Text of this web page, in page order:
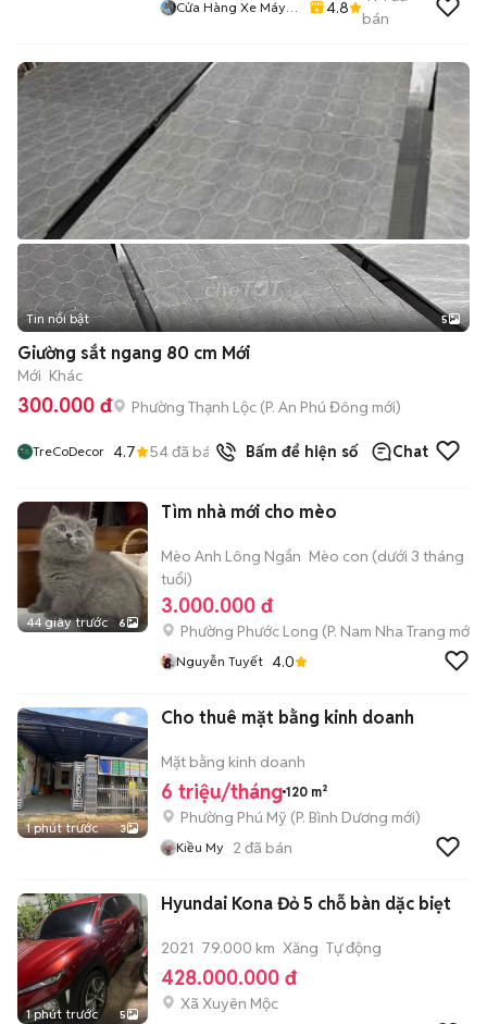
Cửa Hàng Xe Máy
4.8
bán
Tin nổi bật 5
Giường sắt ngang 80 cm Mới
Mới Khác
300.000 đ Phường Thạnh Lộc (P. An Phú Đông mới)
TreCoDecor 4.7 54đã bán Bấm để hiện số Chat
44 giây trước 6
Tìm nhà mới cho mèo
Mèo Anh Lông Ngắn Mèo con (dưới 3 tháng
tuổi)
3.000.000 đ
Phường Phước Long (P. Nam Nha Trang mới)
Nguyễn Tuyết 4.0
1 phút trước 3
Cho thuê mặt bằng kinh doanh
Mặt bằng kinh doanh
6 triệu/tháng 120 m²
Phường Phú Mỹ (P. Bình Dương mới)
Kiều My 2 đã bán
1 phút trước 5
Hyundai Kona Đỏ 5 chỗ bàn dặc biẹt
2021 79.000 km Xăng Tự động
428.000.000 đ
Xã Xuyên Mộc